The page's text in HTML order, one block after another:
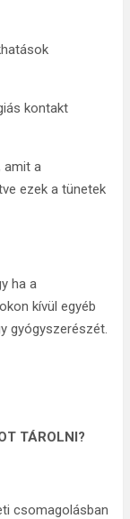
kontakt
amit a
ezek a tünetek
ha a
kívül egyéb
gyógyszerészét.
TÁROLNI?
csomagolásban